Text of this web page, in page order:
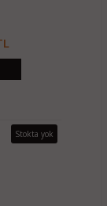
Stokta yok